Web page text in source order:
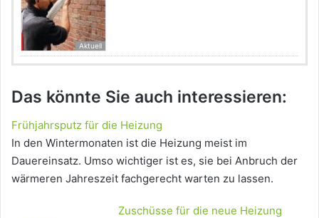
Aktuell
Das könnte Sie auch interessieren:
Frühjahrsputz für die Heizung
In den Wintermonaten ist die Heizung meist im
Dauereinsatz. Umso wichtiger ist es, sie bei Anbruch der
wärmeren Jahreszeit fachgerecht warten zu lassen.
Zuschüsse für die neue Heizung